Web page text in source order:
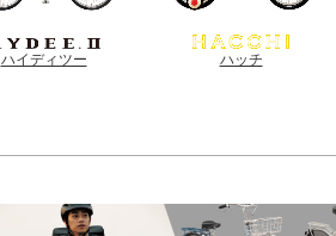
ハイディツー ハッチ